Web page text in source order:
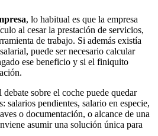
, lo habitual es que la empresa
al cesar la prestación de servicios,
de trabajo. Si además existía
puede ser necesario calcular
ese beneficio y si el finiquito
sobre el coche puede quedar
salarios pendientes, salario en especie,
o documentación, o alcance de una
asumir una solución única para